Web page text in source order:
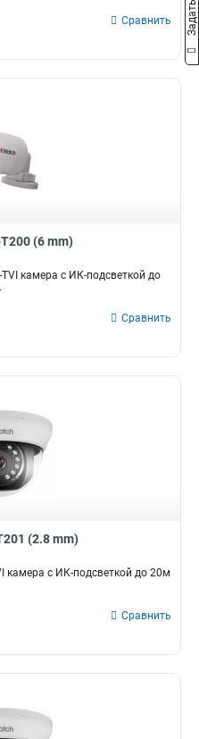
Сравнить
(6 mm)
камера с ИК-подсветкой до
Сравнить
(2.8 mm)
камера с ИК-подсветкой до 20м
Сравнить